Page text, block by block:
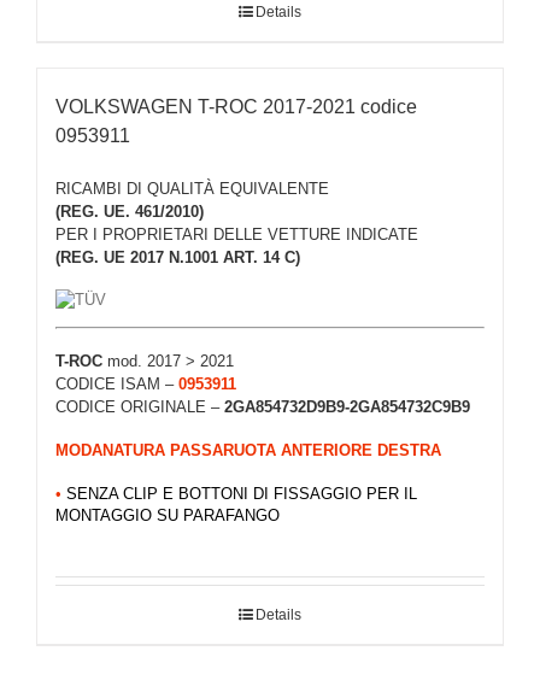
Details
VOLKSWAGEN T-ROC 2017-2021 codice
0953911
RICAMBI DI QUALITÀ EQUIVALENTE
(REG. UE. 461/2010)
PER I PROPRIETARI DELLE VETTURE INDICATE
(REG. UE 2017 N.1001 ART. 14 C)
T-ROC mod. 2017 > 2021
CODICE ISAM – 0953911
CODICE ORIGINALE – 2GA854732D9B9-2GA854732C9B9
MODANATURA PASSARUOTA ANTERIORE DESTRA
• SENZA CLIP E BOTTONI DI FISSAGGIO PER IL
MONTAGGIO SU PARAFANGO
Details